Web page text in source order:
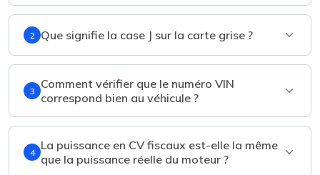
2 Que signifie la case J sur la carte grise ?
3
Comment vérifier que le numéro VIN
correspond bien au véhicule ?
4
La puissance en CV fiscaux est-elle la même
que la puissance réelle du moteur ?